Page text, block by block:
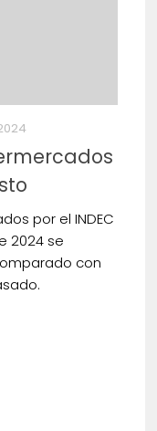
por el INDEC
2024 se
con